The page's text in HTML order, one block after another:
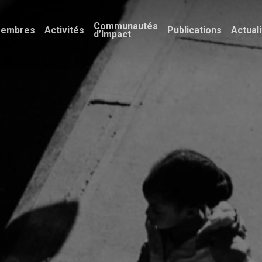
Activités Communautés
d’Impact Publications